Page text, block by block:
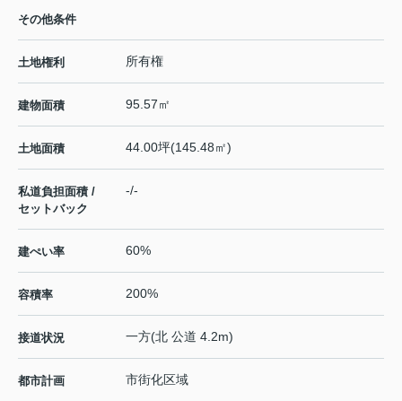
その他条件
土地権利 所有権
建物面積 95.57㎡
土地面積 44.00坪(145.48㎡)
私道負担面積 /
セットバック
-/-
建ぺい率 60%
容積率 200%
接道状況 一方(北 公道 4.2m)
都市計画 市街化区域